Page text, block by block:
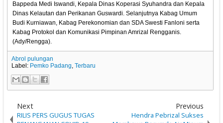
Bappeda Medi Iswandi, Kepala Dinas Koperasi Syuhandra dan Kepala
Dinas Kelautan dan Perikanan Guswardi. Selanjutnya Kabag Umum
Budi Kurniawan, Kabag Perekonomian dan SDA Swesti Fanloni serta
Kabag Protokol dan Komunikasi Pimpinan Amrizal Rengganis.
(Ady/Rengga).
Abrol pulungan
Label: Pemko Padang,Terbaru
Next
RILIS PERS GUGUS TUGAS
Previous
Hendra Pebrizal Sukses